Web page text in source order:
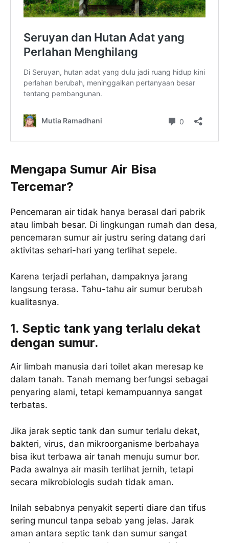
Mengapa Sumur Air Bisa
Tercemar?
Pencemaran air tidak hanya berasal dari pabrik
atau limbah besar. Di lingkungan rumah dan desa,
pencemaran sumur air justru sering datang dari
aktivitas sehari-hari yang terlihat sepele.
Karena terjadi perlahan, dampaknya jarang
langsung terasa. Tahu-tahu air sumur berubah
kualitasnya.
1. Septic tank yang terlalu dekat
dengan sumur.
Air limbah manusia dari toilet akan meresap ke
dalam tanah. Tanah memang berfungsi sebagai
penyaring alami, tetapi kemampuannya sangat
terbatas.
Jika jarak septic tank dan sumur terlalu dekat,
bakteri, virus, dan mikroorganisme berbahaya
bisa ikut terbawa air tanah menuju sumur bor.
Pada awalnya air masih terlihat jernih, tetapi
secara mikrobiologis sudah tidak aman.
Inilah sebabnya penyakit seperti diare dan tifus
sering muncul tanpa sebab yang jelas. Jarak
aman antara septic tank dan sumur sangat